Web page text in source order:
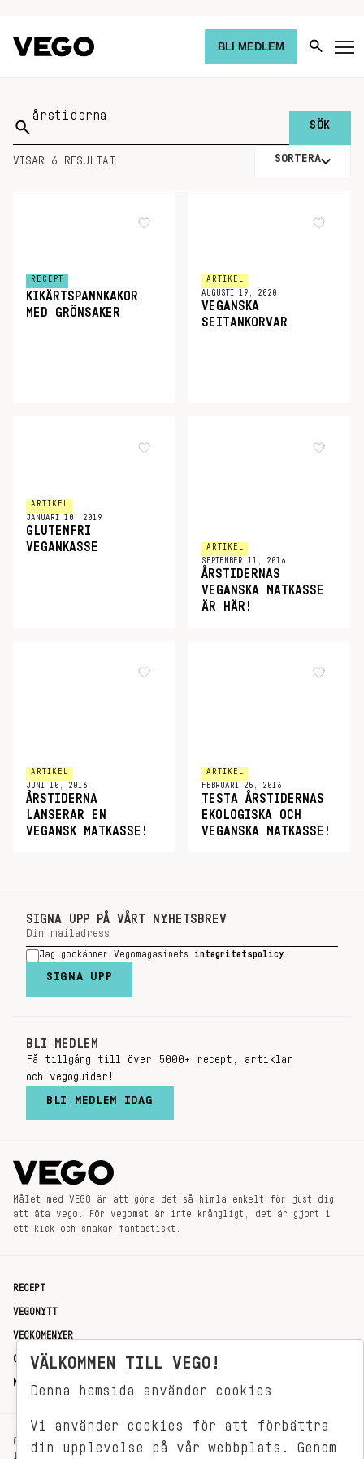
BLI MEDLEM
Sök
på:
VISAR 6 RESULTAT SORTERA
RECEPT
KIKÄRTSPANNKAKOR
MED GRÖNSAKER
ARTIKEL
AUGUSTI 19, 2020
VEGANSKA
SEITANKORVAR
ARTIKEL
JANUARI 10, 2019
GLUTENFRI
VEGANKASSE
ARTIKEL
SEPTEMBER 11, 2016
ÅRSTIDERNAS
VEGANSKA MATKASSE
ÄR HÄR!
ARTIKEL
JUNI 10, 2016
ÅRSTIDERNA
LANSERAR EN
VEGANSK MATKASSE!
ARTIKEL
FEBRUARI 25, 2016
TESTA ÅRSTIDERNAS
EKOLOGISKA OCH
VEGANSKA MATKASSE!
SIGNA UPP PÅ VÅRT NYHETSBREV
Jag godkänner Vegomagasinets integritetspolicy
SIGNA UPP
BLI MEDLEM
Få tillgång till över 5000+ recept, artiklar
och vegoguider!
BLI MEDLEM IDAG
Målet med VEGO är att göra det så himla enkelt för just dig
att äta vego. För vegomat är inte krångligt, det är gjort i
ett kick och smakar fantastiskt.
RECEPT
VEGONYTT
VECKOMENYER
OM OSS
KONTAKT
OXENSTIERNSGATAN 33
114 27 STOCKHOLM
VÄLKOMMEN TILL VEGO!
Denna hemsida använder cookies
Vi använder cookies för att förbättra
din upplevelse på vår webbplats. Genom